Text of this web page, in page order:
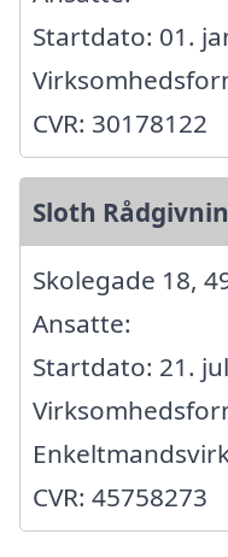
Startdato: 01.
CVR: 30178122
Sloth
Skolegade 18,
Ansatte:
Startdato: 21.
CVR: 45758273